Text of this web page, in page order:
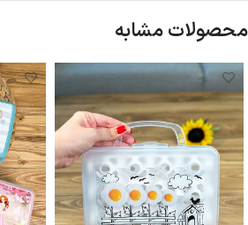
محصولات مشابه